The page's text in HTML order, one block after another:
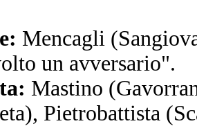
Mencagli
un avversario".
Mastino
Pietrobattista